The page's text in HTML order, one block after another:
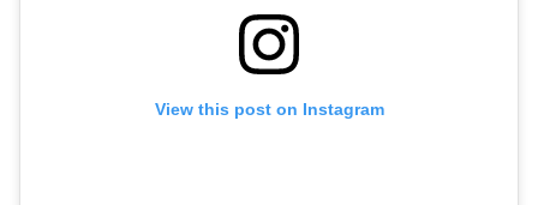
View this post on Instagram